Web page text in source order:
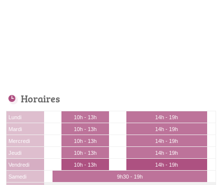
Horaires
Lundi 10h - 13h
14h - 19h
Mardi
10h - 13h
14h - 19h
Mercredi
10h - 13h
14h - 19h
Jeudi
10h - 13h
14h - 19h
Vendredi
10h - 13h
14h - 19h
Samedi
9h30 - 19h